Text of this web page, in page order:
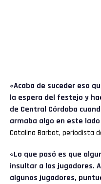
«Acaba de suceder eso
la espera del festejo y
de Central Córdoba
armaba algo en este
Catalina Barbot, periodista
«Lo que pasó es que
insultar a los jugadores.
algunos jugadores,